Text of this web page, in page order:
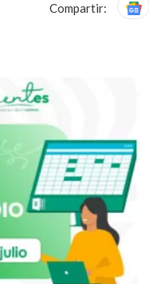
Compartir: